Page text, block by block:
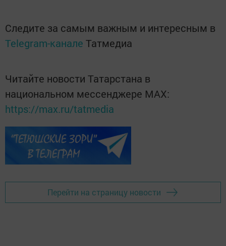
Следите за самым важным и интересным в
Telegram-канале Татмедиа
Читайте новости Татарстана в
национальном мессенджере MАХ:
https://max.ru/tatmedia
Перейти на страницу новости